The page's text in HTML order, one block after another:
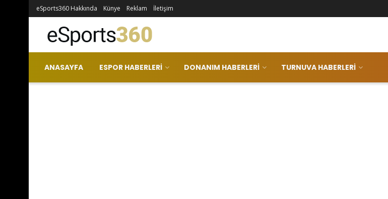
eSports360 Hakkında Künye Reklam İletişim
ANASAYFA ESPOR HABERLERI DONANIM HABERLERI TURNUVA HABERLERI